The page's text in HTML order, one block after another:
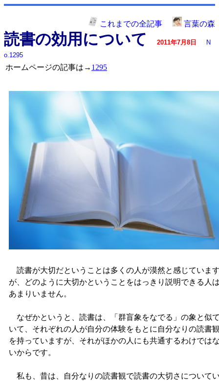
これまでの全記事 言葉の森
読書の効用について 2011年7月8日
N
o.1295
ホームページの記事は→ 1295
読書が大切だということは多くの人が漠然と感じていま
が、どのように大切かということをはっきり説明できる人
あまりいません。
なぜかというと、読書は、「群盲象をなでる」の象と似
いて、それぞれの人が自分の体験をもとに自分なりの読書
を持っていますが、それがほかの人にも共通するわけでは
いからです。
私も、昔は、自分なりの読書観で読書の大切さについて